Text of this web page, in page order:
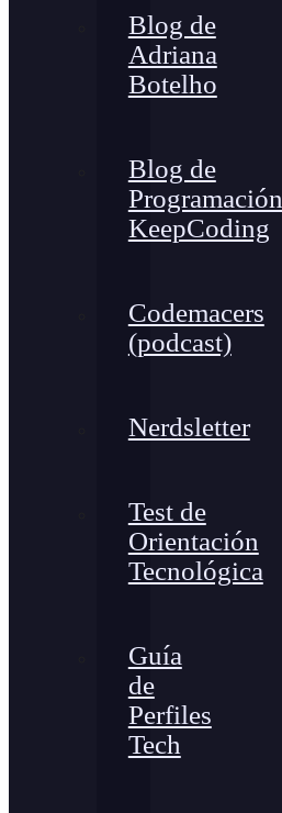
Blog de
Adriana
Botelho
Blog de
Programación
KeepCoding
Codemacers
(podcast)
Nerdsletter
Test de
Orientación
Tecnológica
Guía
de
Perfiles
Tech